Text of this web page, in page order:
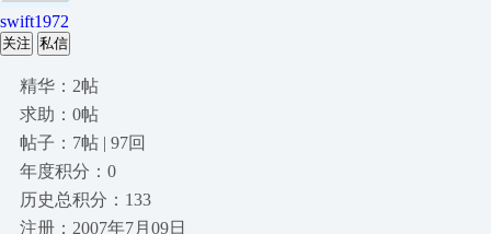
swift1972
关注 私信
精华：2帖
求助：0帖
帖子：7帖 | 97回
年度积分：0
历史总积分：133
注册：2007年7月09日